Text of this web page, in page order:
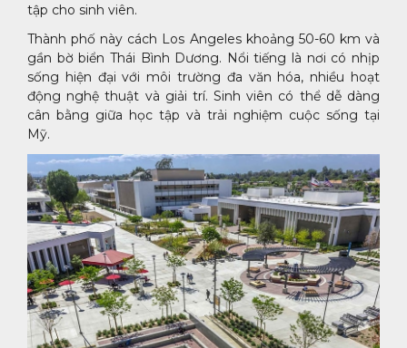
tập cho sinh viên.
Thành phố này cách Los Angeles khoảng 50-60 km và
gần bờ biển Thái Bình Dương. Nổi tiếng là nơi có nhịp
sống hiện đại với môi trường đa văn hóa, nhiều hoạt
động nghệ thuật và giải trí. Sinh viên có thể dễ dàng
cân bằng giữa học tập và trải nghiệm cuộc sống tại
Mỹ.